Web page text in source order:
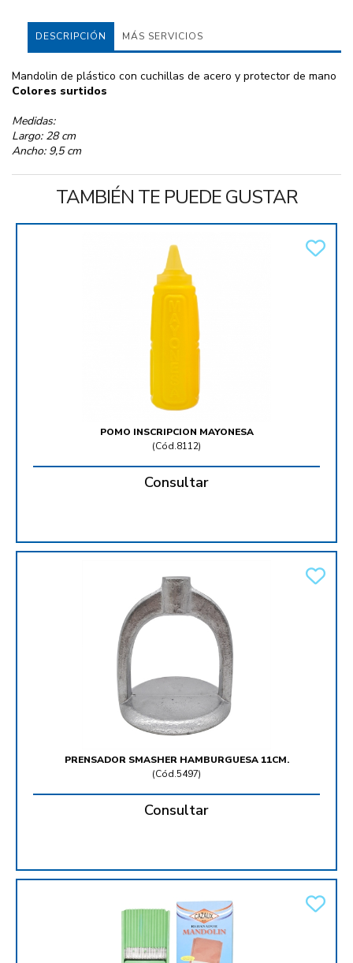
DESCRIPCIÓN MÁS SERVICIOS
Mandolin de plástico con cuchillas de acero y protector de mano
Colores surtidos
Medidas:
Largo: 28 cm
Ancho: 9,5 cm
TAMBIÉN TE PUEDE GUSTAR
POMO INSCRIPCION MAYONESA
(Cód.8112)
Consultar
PRENSADOR SMASHER HAMBURGUESA 11CM.
(Cód.5497)
Consultar